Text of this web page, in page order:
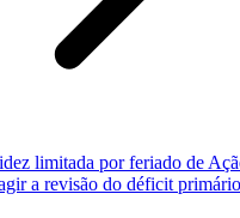
limitada por feriado de
a revisão do déficit